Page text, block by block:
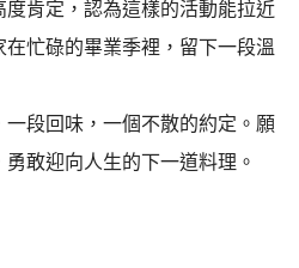
肯定，認為這樣的活動能拉近
忙碌的畢業季裡，留下一段溫
一段回味，一個不散的約定。願
敢迎向人生的下一道料理。